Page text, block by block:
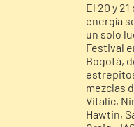
El 20 y
energía
un solo
Festival
Bogotá,
mezclas
Vitalic,
Hawtin,